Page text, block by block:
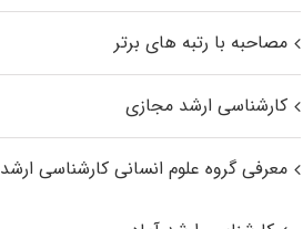
مصاحبه با رتبه های برتر
کارشناسی ارشد مجازی
معرفی گروه علوم انسانی کارشناسی ارشد